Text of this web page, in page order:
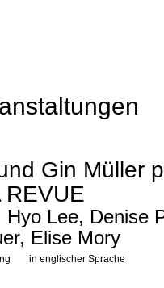
Gin Müller
REVUE
Lee, Denise
Elise Mory
in englischer Sprache